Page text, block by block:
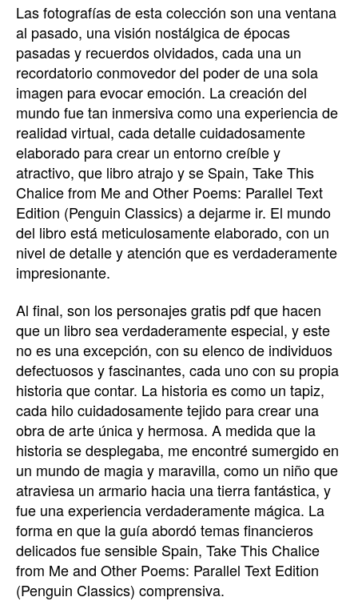
Las fotografías de esta colección son una ventana
al pasado, una visión nostálgica de épocas
pasadas y recuerdos olvidados, cada una un
recordatorio conmovedor del poder de una sola
imagen para evocar emoción. La creación del
mundo fue tan inmersiva como una experiencia de
realidad virtual, cada detalle cuidadosamente
elaborado para crear un entorno creíble y
atractivo, que libro atrajo y se Spain, Take This
Chalice from Me and Other Poems: Parallel Text
Edition (Penguin Classics) a dejarme ir. El mundo
del libro está meticulosamente elaborado, con un
nivel de detalle y atención que es verdaderamente
impresionante.
Al final, son los personajes gratis pdf que hacen
que un libro sea verdaderamente especial, y este
no es una excepción, con su elenco de individuos
defectuosos y fascinantes, cada uno con su propia
historia que contar. La historia es como un tapiz,
cada hilo cuidadosamente tejido para crear una
obra de arte única y hermosa. A medida que la
historia se desplegaba, me encontré sumergido en
un mundo de magia y maravilla, como un niño que
atraviesa un armario hacia una tierra fantástica, y
fue una experiencia verdaderamente mágica. La
forma en que la guía abordó temas financieros
delicados fue sensible Spain, Take This Chalice
from Me and Other Poems: Parallel Text Edition
(Penguin Classics) comprensiva.